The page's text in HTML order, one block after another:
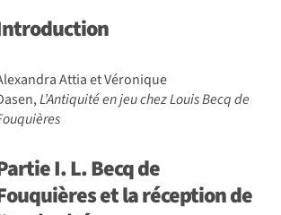
Attia et Véronique
L’Antiquité en jeu chez Louis Becq de
I. L.Becq de
et la réception de